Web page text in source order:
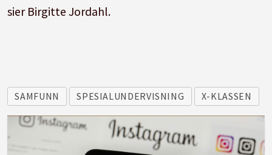
sier Birgitte Jordahl.
SAMFUNN SPESIALUNDERVISNING X-KLASSEN